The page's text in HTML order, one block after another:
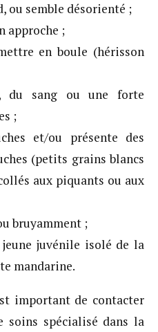
ou semble désorienté ;
approche ;
en boule (hérisson
du sang ou une forte
;
et/ou présente des
(petits grains blancs
aux piquants ou aux
bruyamment ;
juvénile isolé de la
mandarine.
important de contacter
soins spécialisé dans la